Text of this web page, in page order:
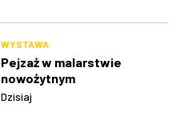
WYSTAWA
Pejzaż w malarstwie
nowożytnym
Dzisiaj